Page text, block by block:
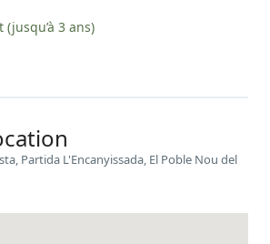
3 ans)
Partida L'Encanyissada, El Poble Nou del